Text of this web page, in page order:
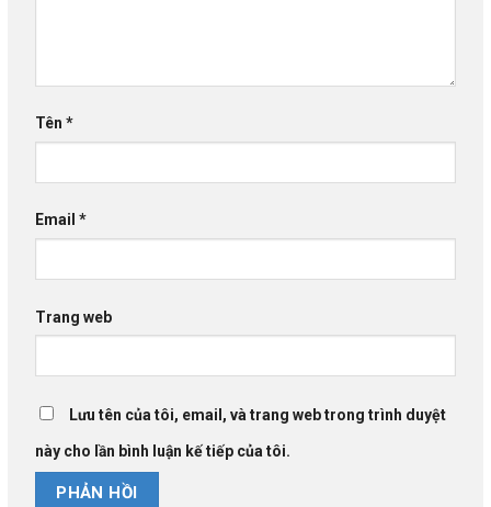
Tên *
Email *
Trang web
Lưu tên của tôi, email, và trang web trong trình duyệt
này cho lần bình luận kế tiếp của tôi.